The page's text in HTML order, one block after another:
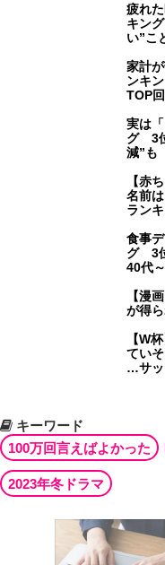
疲れ
キン
い”こ
家計
ンキ
TOP
実は
グ 3
減”も
【赤
名前
ラン
食事
グ 3
40代
【漫
が得
【W
てい
…サッ
キーワード
100万回言えばよかった
2023年冬ドラマ